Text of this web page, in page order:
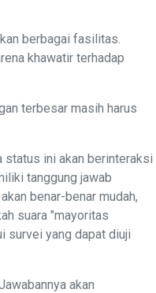
berbagai fasilitas.
khawatir terhadap
terbesar masih harus
status ini akan berinteraksi
tanggung jawab
benar-benar mudah,
suara "mayoritas
survei yang dapat diuji
akan